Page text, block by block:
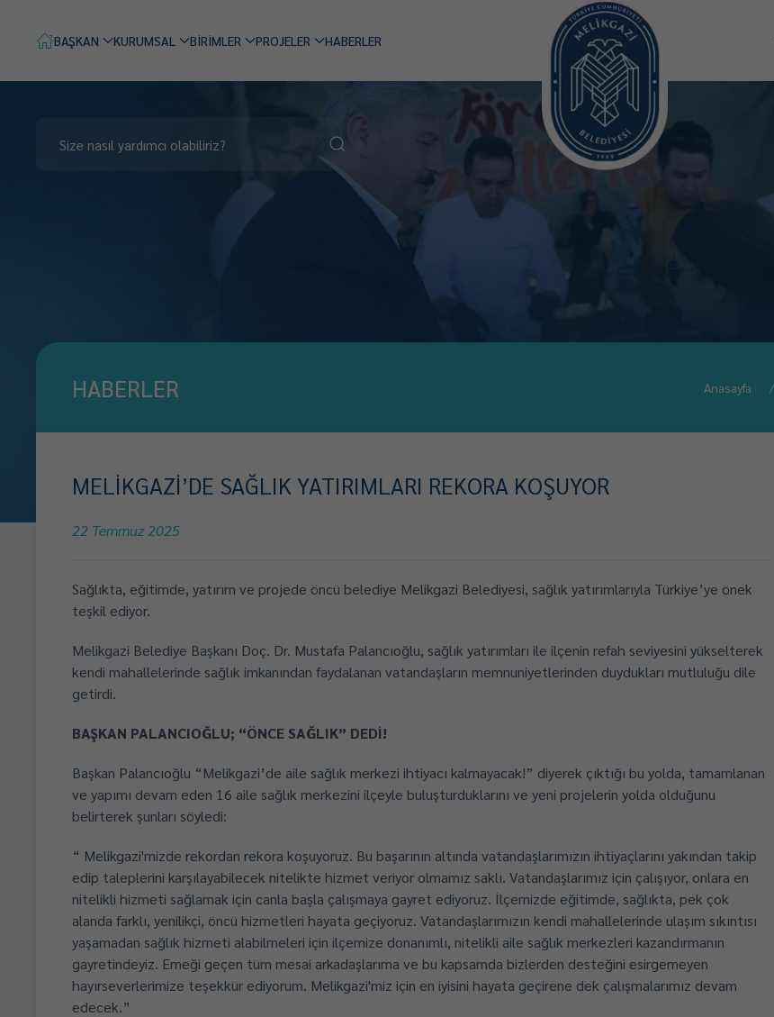
BAŞKAN KURUMSAL BİRİMLER PROJELER HABERLER
HABERLER Anasayfa
MELİKGAZİ’DE SAĞLIK YATIRIMLARI REKORA KOŞUYOR
22 Temmuz 2025
Sağlıkta, eğitimde, yatırım ve projede öncü belediye Melikgazi Belediyesi, sağlık yatırımlarıyla Türkiye’ye önek
teşkil ediyor.
Melikgazi Belediye Başkanı Doç. Dr. Mustafa Palancıoğlu, sağlık yatırımları ile ilçenin refah seviyesini yükselterek
kendi mahallelerinde sağlık imkanından faydalanan vatandaşların memnuniyetlerinden duydukları mutluluğu dile
getirdi.
BAŞKAN PALANCIOĞLU; “ÖNCE SAĞLIK” DEDİ!
Başkan Palancıoğlu “Melikgazi’de aile sağlık merkezi ihtiyacı kalmayacak!” diyerek çıktığı bu yolda, tamamlanan
ve yapımı devam eden 16 aile sağlık merkezini ilçeyle buluşturduklarını ve yeni projelerin yolda olduğunu
belirterek şunları söyledi:
“ Melikgazi'mizde rekordan rekora koşuyoruz. Bu başarının altında vatandaşlarımızın ihtiyaçlarını yakından takip
edip taleplerini karşılayabilecek nitelikte hizmet veriyor olmamız saklı. Vatandaşlarımız için çalışıyor, onlara en
nitelikli hizmeti sağlamak için canla başla çalışmaya gayret ediyoruz. İlçemizde eğitimde, sağlıkta, pek çok
alanda farklı, yenilikçi, öncü hizmetleri hayata geçiyoruz. Vatandaşlarımızın kendi mahallelerinde ulaşım sıkıntısı
yaşamadan sağlık hizmeti alabilmeleri için ilçemize donanımlı, nitelikli aile sağlık merkezleri kazandırmanın
gayretindeyiz. Emeği geçen tüm mesai arkadaşlarıma ve bu kapsamda bizlerden desteğini esirgemeyen
hayırseverlerimize teşekkür ediyorum. Melikgazi'miz için en iyisini hayata geçirene dek çalışmalarımız devam
edecek.”